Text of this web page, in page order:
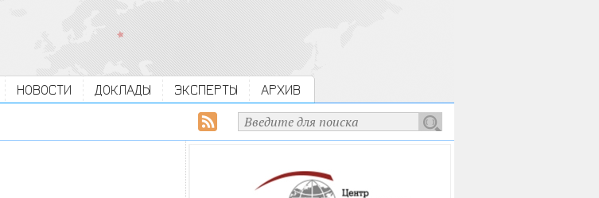
НОВОСТИ ДОКЛАДЫ ЭКСПЕРТЫ АРХИВ